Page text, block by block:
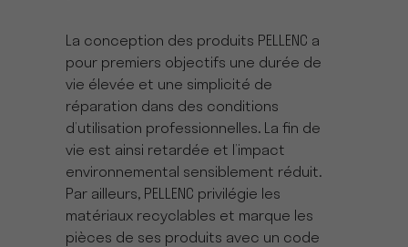
La conception des produits PELLENC a
pour premiers objectifs une durée de
vie élevée et une simplicité de
réparation dans des conditions
d’utilisation professionnelles. La fin de
vie est ainsi retardée et l’impact
environnemental sensiblement réduit.
Par ailleurs, PELLENC privilégie les
matériaux recyclables et marque les
pièces de ses produits avec un code